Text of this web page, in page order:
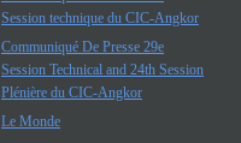
Session technique du CIC-Angkor
Communiqué De Presse 29e
Session Technical and 24th Session
Plénière du CIC-Angkor
Le Monde